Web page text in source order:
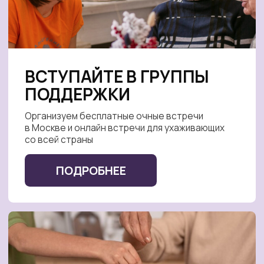
раза больше помощи!
20.07.2026
Новости с научной
Альцгеймера в Лондоне
Чего ожидать от науки
19.07.2026
Калининградская «Незабудка»
выходит за рамки
которая работает в Калининграде.
С деменцией
можножить